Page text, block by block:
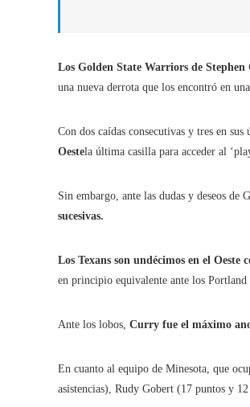
Los Golden State Warriors de Stephen
una nueva derrota que los encontró en
Con dos caídas consecutivas y tres en sus
Oestela última casilla para acceder al
Sin embargo, ante las dudas y deseos de
sucesivas.
Los Texans son undécimos en el Oeste
en principio equivalente ante los
Ante los lobos, Curry fue el máximo
En cuanto al equipo de Minesota, que
asistencias), Rudy Gobert (17 puntos y